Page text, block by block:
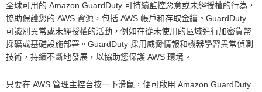
全球可用的 Amazon GuardDuty 可持續監控惡意或未經授權的行為，
協助保護您的 AWS 資源，包括 AWS 帳戶和存取金鑰。GuardDuty
可識別異常或未經授權的活動，例如在從未使用的區域進行加密貨幣
採礦或基礎設施部署。GuardDuty 採用威脅情報和機器學習異常偵測
技術，持續不斷地發展，以協助您保護 AWS 環境。
只要在 AWS 管理主控台按一下滑鼠，便可啟用 Amazon GuardDuty